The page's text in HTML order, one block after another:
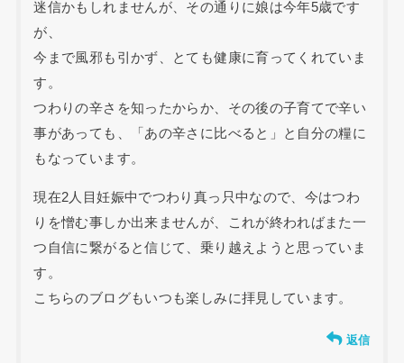
迷信かもしれませんが、その通りに娘は今年5歳です
が、
今まで風邪も引かず、とても健康に育ってくれていま
す。
つわりの辛さを知ったからか、その後の子育てで辛い
事があっても、「あの辛さに比べると」と自分の糧に
もなっています。
現在2人目妊娠中でつわり真っ只中なので、今はつわ
りを憎む事しか出来ませんが、これが終わればまた一
つ自信に繋がると信じて、乗り越えようと思っていま
す。
こちらのブログもいつも楽しみに拝見しています。
返信